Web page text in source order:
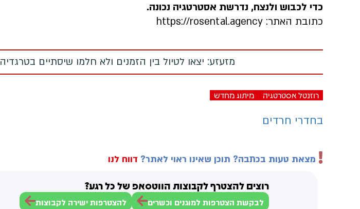
כדי לכבוש ולנצח, נדרשת אסטרטגיה נכונה.
כתובת האתר: https://rosental.agency
מזעזע: יצאו לטיול בין הזמנים ולא חלמו שיסתיים בטרגדיה
רוזנטל אסטרטגיה מיתוג מחדש
בחדרי חרדים
מצאת טעות בכתבה? תוכן שאינו ראוי לאתר? דווח לנו
רוצים להצטרף לקבוצות הווטסאפ של כל רגע?
לבקשת הצטרפות למוגנים וכשרים להצטרפות ישירה לקבוצות